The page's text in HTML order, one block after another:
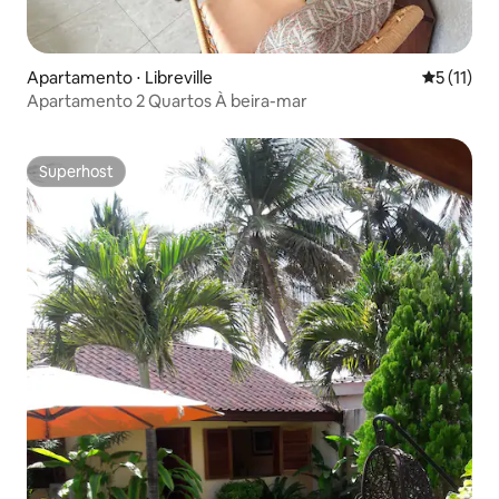
Apartamento ⋅ Libreville 5 de uma
5 (11)
Apartamento 2 Quartos À beira-mar
Superhost
Superhost